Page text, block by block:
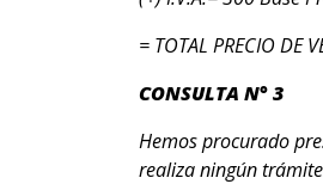
= TOTAL PRECIO DE
CONSULTA N° 3
Hemos procurado
realiza ningún